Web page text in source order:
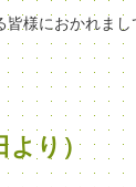
様におかれま
より）